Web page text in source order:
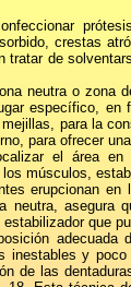
crestas
tratar de
neutra o zona
específico, en
para la
para ofrecer
el área
músculos,
erupcionan
neutra, asegura
que
inestables y
de las